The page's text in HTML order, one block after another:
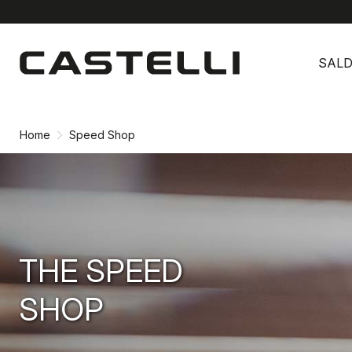
contenuto
navigazione
Home Speed Shop
THE SPEED
SHOP